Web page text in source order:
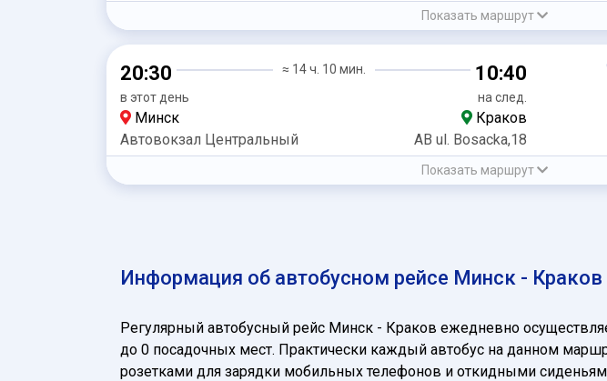
Показать маршрут
20:30
в этот день
≈ 14 ч. 10 мин. 10:40
на след.
Минск
Краков
Автовокзал Центральный
АВ ul. Bosacka,18
Показать маршрут
Информация об автобусном рейсе Минск - Краков
Регулярный автобусный рейс Минск - Краков ежедневно
до 0 посадочных мест. Практически каждый автобус на данном
розетками для зарядки мобильных телефонов и откидными